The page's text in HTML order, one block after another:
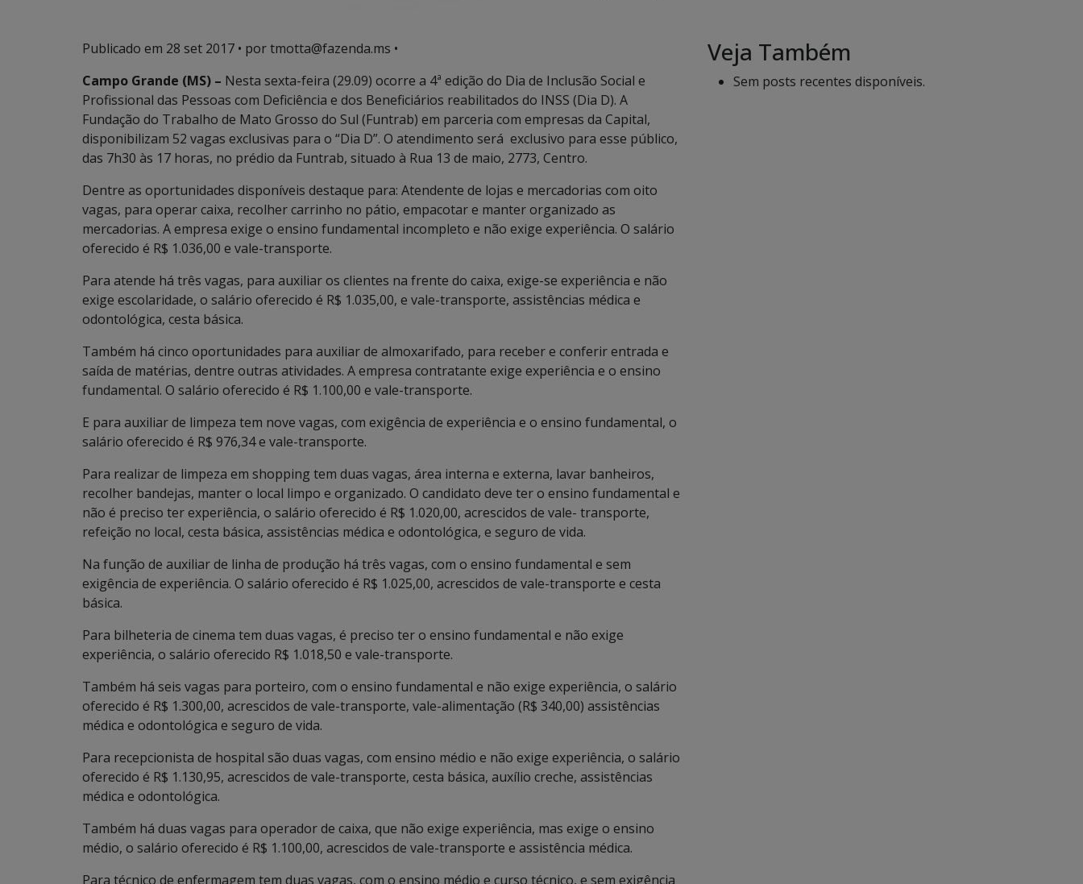
Publicado em 28 set 2017 • por tmotta@fazenda.ms •
Campo Grande (MS) – Nesta sexta-feira (29.09) ocorre a 4ª edição do Dia de Inclusão Social e
Profissional das Pessoas com Deficiência e dos Beneficiários reabilitados do INSS (Dia D). A
Fundação do Trabalho de Mato Grosso do Sul (Funtrab) em parceria com empresas da Capital,
disponibilizam 52 vagas exclusivas para o “Dia D”. O atendimento será exclusivo para esse público,
das 7h30 às 17 horas, no prédio da Funtrab, situado à Rua 13 de maio, 2773, Centro.
Dentre as oportunidades disponíveis destaque para: Atendente de lojas e mercadorias com oito
vagas, para operar caixa, recolher carrinho no pátio, empacotar e manter organizado as
mercadorias. A empresa exige o ensino fundamental incompleto e não exige experiência. O salário
oferecido é R$ 1.036,00 e vale-transporte.
Para atende há três vagas, para auxiliar os clientes na frente do caixa, exige-se experiência e não
exige escolaridade, o salário oferecido é R$ 1.035,00, e vale-transporte, assistências médica e
odontológica, cesta básica.
Também há cinco oportunidades para auxiliar de almoxarifado, para receber e conferir entrada e
saída de matérias, dentre outras atividades. A empresa contratante exige experiência e o ensino
fundamental. O salário oferecido é R$ 1.100,00 e vale-transporte.
E para auxiliar de limpeza tem nove vagas, com exigência de experiência e o ensino fundamental, o
salário oferecido é R$ 976,34 e vale-transporte.
Para realizar de limpeza em shopping tem duas vagas, área interna e externa, lavar banheiros,
recolher bandejas, manter o local limpo e organizado. O candidato deve ter o ensino fundamental e
não é preciso ter experiência, o salário oferecido é R$ 1.020,00, acrescidos de vale- transporte,
refeição no local, cesta básica, assistências médica e odontológica, e seguro de vida.
Na função de auxiliar de linha de produção há três vagas, com o ensino fundamental e sem
exigência de experiência. O salário oferecido é R$ 1.025,00, acrescidos de vale-transporte e cesta
básica.
Para bilheteria de cinema tem duas vagas, é preciso ter o ensino fundamental e não exige
experiência, o salário oferecido R$ 1.018,50 e vale-transporte.
Também há seis vagas para porteiro, com o ensino fundamental e não exige experiência, o salário
oferecido é R$ 1.300,00, acrescidos de vale-transporte, vale-alimentação (R$ 340,00) assistências
médica e odontológica e seguro de vida.
Para recepcionista de hospital são duas vagas, com ensino médio e não exige experiência, o salário
oferecido é R$ 1.130,95, acrescidos de vale-transporte, cesta básica, auxílio creche, assistências
médica e odontológica.
Também há duas vagas para operador de caixa, que não exige experiência, mas exige o ensino
médio, o salário oferecido é R$ 1.100,00, acrescidos de vale-transporte e assistência médica.
Para técnico de enfermagem tem duas vagas, com o ensino médio e curso técnico, e sem exigência
Veja Também
Sem posts recentes disponíveis.